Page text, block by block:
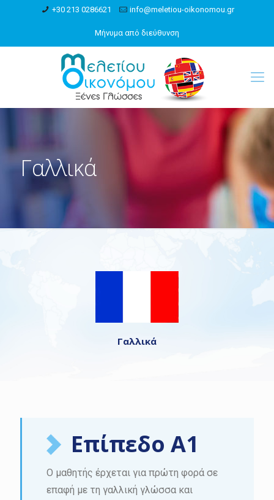
+30 213 0286621 info@meletiou-oikonomou.gr
Μήνυμα από διεύθυνση
Γαλλικά
Γαλλικά
Επίπεδο A1
Ο μαθητής έρχεται για πρώτη φορά σε
επαφή με τη γαλλική γλώσσα και